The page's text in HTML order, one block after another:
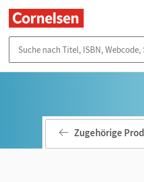
Zugehörige